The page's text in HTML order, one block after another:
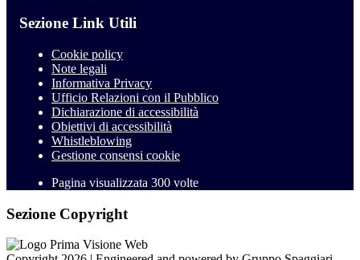
Sezione Link Utili
Cookie policy
Note legali
Informativa Privacy
Ufficio Relazioni con il Pubblico
Dichiarazione di accessibilità
Obiettivi di accessibilità
Whistleblowing
Gestione consensi cookie
Pagina visualizzata 300 volte
Sezione Copyright